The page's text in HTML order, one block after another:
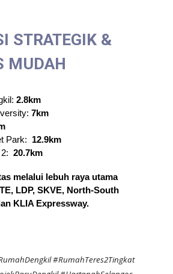
STRATEGIK &
MUDAH
2.8km
7km
Park: 12.9km
2:20.7km
melalui lebuh raya utama
LDP, SKVE, North-South
KLIA Expressway.
#RumahTeres2Tingkat